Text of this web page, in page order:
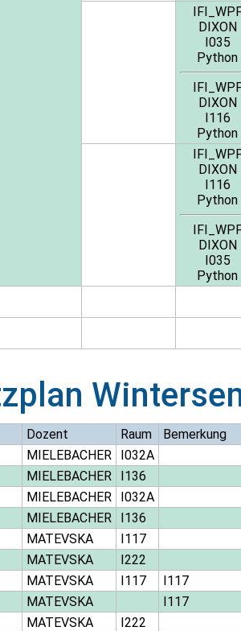
DIXON
I035
Python
DIXON
I116
Python
DIXON
I116
Python
DIXON
I035
Python
Dozent Raum
Bemerkung
MIELEBACHER
I032A
MIELEBACHER
I136
MIELEBACHER
I032A
MIELEBACHER
I136
MATEVSKA
I117
MATEVSKA
I222
MATEVSKA I117
I117
MATEVSKA
I117
MATEVSKA
I222